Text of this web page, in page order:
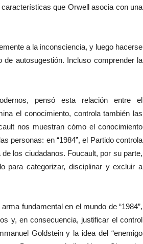
que Orwell asocia con una
a la inconsciencia, y luego hacerse
autosugestión. Incluso comprender la
pensó esta relación entre el
el conocimiento, controla también las
nos muestran cómo el conocimiento
personas: en “1984”, el Partido controla
los ciudadanos. Foucault, por su parte,
para categorizar, disciplinar y excluir a
fundamental en el mundo de “1984”,
y, en consecuencia, justificar el control
Goldstein y la idea del “enemigo